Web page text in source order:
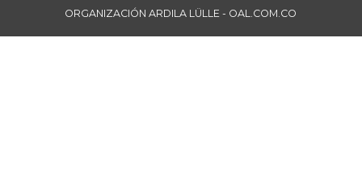
ORGANIZACIÓN ARDILA LÜLLE - OAL.COM.CO